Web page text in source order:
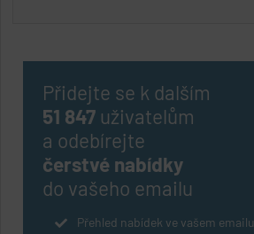
Přidejte se k dalším
51 847uživatelům
a odebírejte
čerstvé nabídky
do vašeho emailu
Přehled nabídek ve vašem emailu